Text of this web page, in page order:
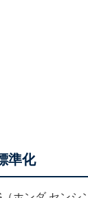
準化